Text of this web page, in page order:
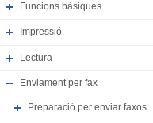
Funcions bàsiques
Impressió
Lectura
Enviament per fax
Preparació per enviar faxos